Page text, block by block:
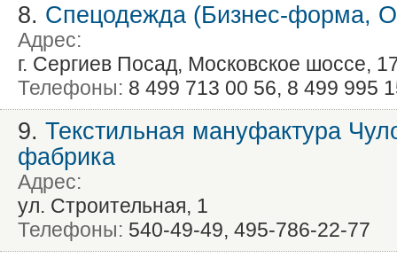
8. Спецодежда (Бизнес-форма,
Адрес:
г. Сергиев Посад, Московское шоссе,
Телефоны: 8 499 713 00 56, 8 499 995
9. Текстильная мануфактура
фабрика
Адрес:
ул. Строительная, 1
Телефоны: 540-49-49, 495-786-22-77